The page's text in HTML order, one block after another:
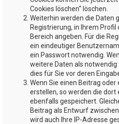
Cookies löschen“ löschen.
Weiterhin werden die Daten
Registrierung, in Ihrem
Bereich angeben. Für die
ein eindeutiger
ein Passwort notwendig.
weitere Daten als
dies für Sie vor deren
Wenn Sie einen Beitrag
erstellen, so werden die dort
ebenfalls gespeichert.
Beitrag als Entwurf
wird auch Ihre IP-Adresse